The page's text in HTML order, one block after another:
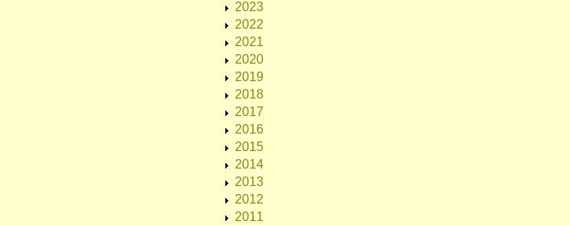
2023
2022
2021
2020
2019
2018
2017
2016
2015
2014
2013
2012
2011